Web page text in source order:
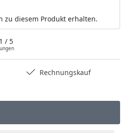
zu diesem Produkt erhalten.
/ 5
Rechnungskauf